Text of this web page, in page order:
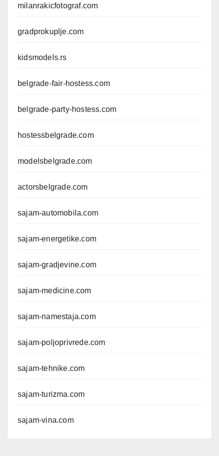
milanrakicfotograf.com
gradprokuplje.com
kidsmodels.rs
belgrade-fair-hostess.com
belgrade-party-hostess.com
hostessbelgrade.com
modelsbelgrade.com
actorsbelgrade.com
sajam-automobila.com
sajam-energetike.com
sajam-gradjevine.com
sajam-medicine.com
sajam-namestaja.com
sajam-poljoprivrede.com
sajam-tehnike.com
sajam-turizma.com
sajam-vina.com